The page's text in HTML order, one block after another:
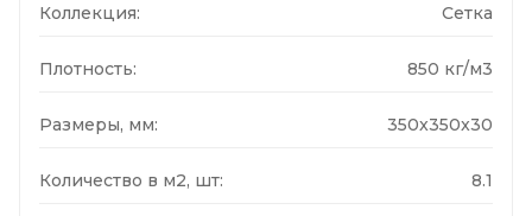
Коллекция: Сетка
Плотность: 850 кг/м3
Размеры, мм: 350x350x30
Количество в м2, шт: 8.1